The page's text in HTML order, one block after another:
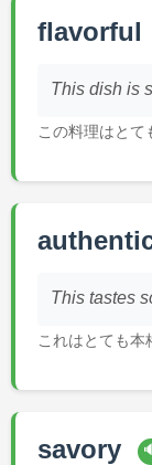
flavorful
This dish is
この料理はとて
This tastes
これはとても本
savory